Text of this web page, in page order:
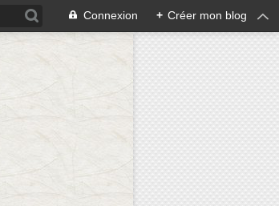
Connexion + Créer mon blog